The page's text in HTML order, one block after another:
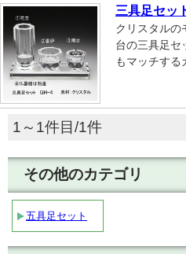
三具足セ
クリスタルの
台の三具足セ
もマッチする
1～1件目/1件
その他のカテゴリ
五具足セット